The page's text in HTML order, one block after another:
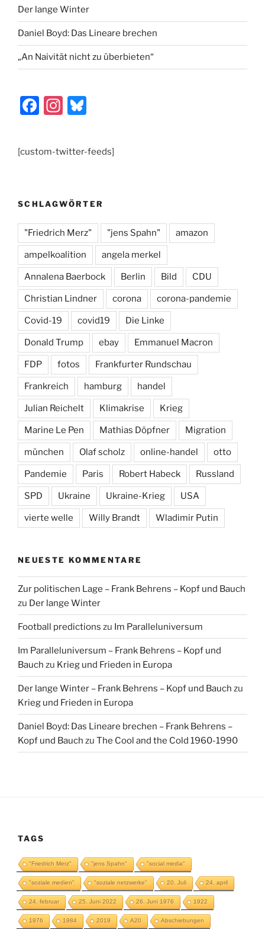
Der lange Winter
Daniel Boyd: Das Lineare brechen
„An Naivität nicht zu überbieten“
F
e
o
o
k
In
a
gr
m
e
s
y
[custom-twitter-feeds]
SCHLAGWÖRTER
"Friedrich Merz" "jens Spahn" amazon
ampelkoalition angela merkel
Annalena Baerbock Berlin Bild CDU
Christian Lindner corona corona-pandemie
Covid-19 covid19 Die Linke
Donald Trump ebay Emmanuel Macron
FDP fotos Frankfurter Rundschau
Frankreich hamburg handel
Julian Reichelt Klimakrise Krieg
Marine Le Pen Mathias Döpfner Migration
münchen Olaf scholz online-handel otto
Pandemie Paris Robert Habeck Russland
SPD Ukraine Ukraine-Krieg USA
vierte welle Willy Brandt Wladimir Putin
NEUESTE KOMMENTARE
Zur politischen Lage – Frank Behrens – Kopf und Bauch
zu Der lange Winter
Football predictions zu Im Paralleluniversum
Im Paralleluniversum – Frank Behrens – Kopf und
Bauch zu Krieg und Frieden in Europa
Der lange Winter – Frank Behrens – Kopf und Bauch zu
Krieg und Frieden in Europa
Daniel Boyd: Das Lineare brechen – Frank Behrens –
Kopf und Bauch zu The Cool and the Cold 1960-1990
TAGS
"Friedrich Merz" "jens Spahn" "social media"
"soziale medien" "soziale netzwerke" 20. Juli 24. april
24. februar 25. Juni 2022 26. Juni 1976 1922
1976 1984 2019 A20 Abschiebungen